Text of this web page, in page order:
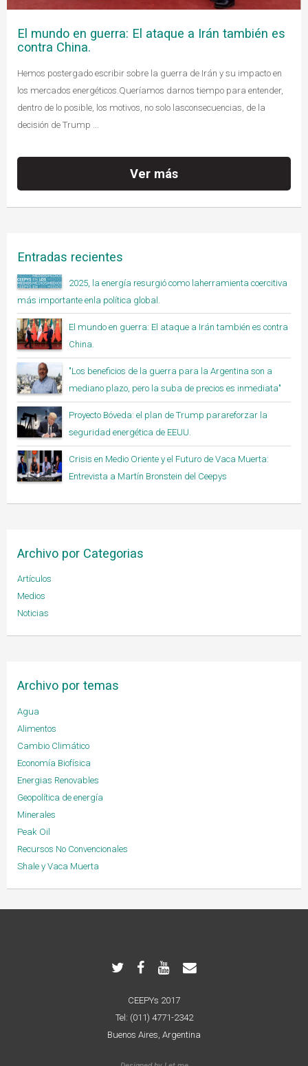
El mundo en guerra: El ataque a Irán también es
contra China.
Hemos postergado escribir sobre la guerra de Irán y su impacto en
los mercados energéticos.Queríamos darnos tiempo para entender,
dentro de lo posible, los motivos, no solo lasconsecuencias, de la
decisión de Trump ...
Ver más
Entradas recientes
2025, la energía resurgió como laherramienta coercitiva
más importante enla política global.
El mundo en guerra: El ataque a Irán también es contra
China.
"Los beneficios de la guerra para la Argentina son a
mediano plazo, pero la suba de precios es inmediata"
Proyecto Bóveda: el plan de Trump parareforzar la
seguridad energética de EEUU.
Crisis en Medio Oriente y el Futuro de Vaca Muerta:
Entrevista a Martín Bronstein del Ceepys
Archivo por Categorias
Artículos
Medios
Noticias
Archivo por temas
Agua
Alimentos
Cambio Climático
Economía Biofísica
Energias Renovables
Geopolítica de energía
Minerales
Peak Oil
Recursos No Convencionales
Shale y Vaca Muerta
CEEPYs 2017
Tel: (011) 4771-2342
Buenos Aires, Argentina